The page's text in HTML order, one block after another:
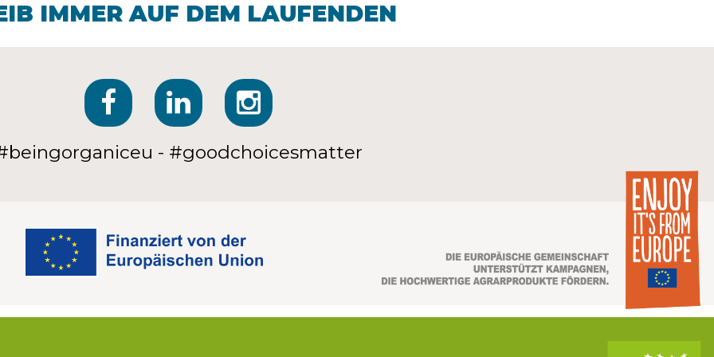
IMMER AUF DEM LAUFENDEN
- #goodchoicesmatter